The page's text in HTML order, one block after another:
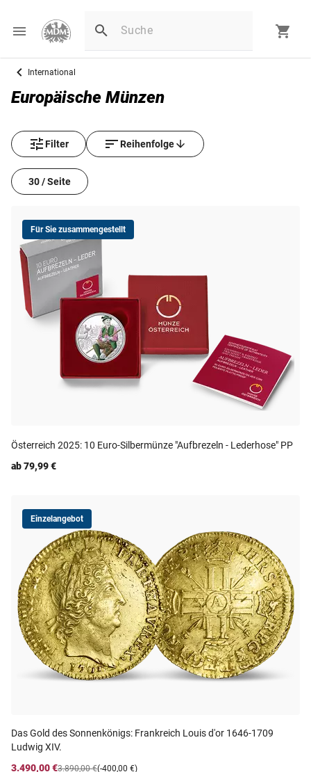
International
Europäische Münzen
Filter Reihenfolge
30 / Seite
Für Sie zusammengestellt
Österreich 2025: 10 Euro-Silbermünze "Aufbrezeln - Lederhose" PP
ab 79,99 €
Einzelangebot
Das Gold des Sonnenkönigs: Frankreich Louis d'or 1646-1709
Ludwig XIV.
3.490,00 €
(-400,00 €)
3.890,00 €